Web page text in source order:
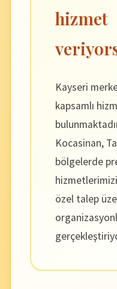
hizmet
Kayseri
kapsamlı
Kocasinan,
bölgelerde
özel talep